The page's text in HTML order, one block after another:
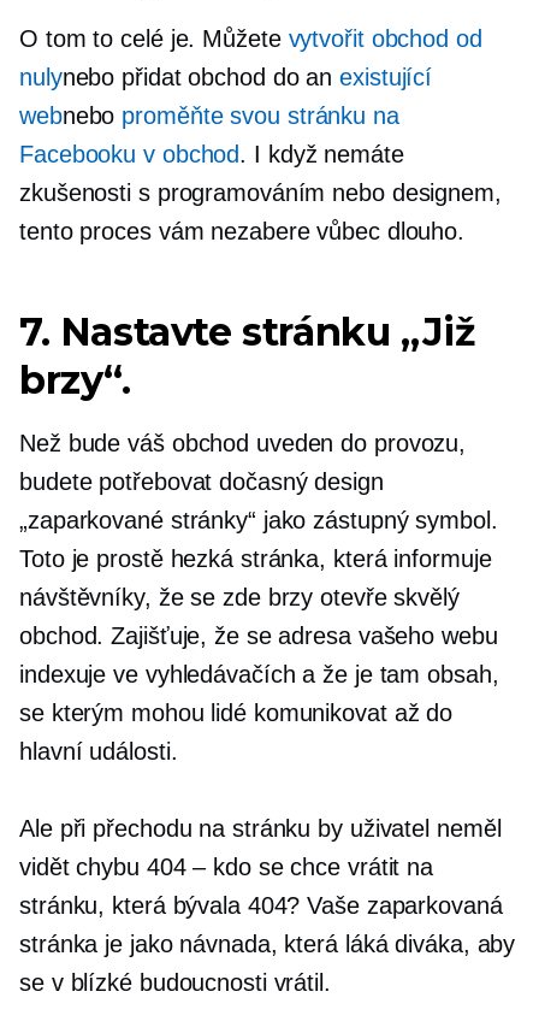
O tom to celé je. Můžete vytvořit obchod od
nulynebo přidat obchod do anexistující
webnebo proměňte svou stránku na
Facebooku v obchod. I když nemáte
zkušenosti s programováním nebo designem,
tento proces vám nezabere vůbec dlouho.
7. Nastavte stránku „Již
brzy“.
Než bude váš obchod uveden do provozu,
budete potřebovat dočasný design
„zaparkované stránky“ jako zástupný symbol.
Toto je prostě hezká stránka, která informuje
návštěvníky, že se zde brzy otevře skvělý
obchod. Zajišťuje, že se adresa vašeho webu
indexuje ve vyhledávačích a že je tam obsah,
se kterým mohou lidé komunikovat až do
hlavní události.
Ale při přechodu na stránku by uživatel neměl
vidět chybu 404 – kdo se chce vrátit na
stránku, která bývala 404? Vaše zaparkovaná
stránka je jako návnada, která láká diváka, aby
se v blízké budoucnosti vrátil.